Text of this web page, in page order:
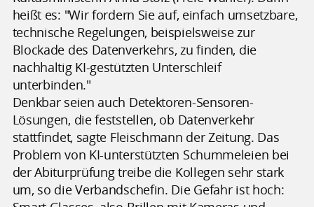
heißt es: "Wir fordern Sie auf, einfach umsetzbare,
technische Regelungen, beispielsweise zur
Blockade des Datenverkehrs, zu finden, die
nachhaltig KI-gestützten Unterschleif
unterbinden."
Denkbar seien auch Detektoren-Sensoren-
Lösungen, die feststellen, ob Datenverkehr
stattfindet, sagte Fleischmann der Zeitung. Das
Problem von KI-unterstützten Schummeleien bei
der Abiturprüfung treibe die Kollegen sehr stark
um, so die Verbandschefin. Die Gefahr ist hoch: